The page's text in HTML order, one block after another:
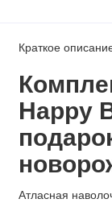
Краткое
Happy
Атласная